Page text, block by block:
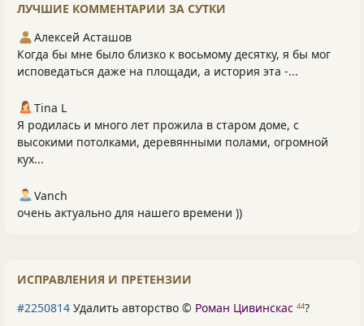
ЛУЧШИЕ КОММЕНТАРИИ ЗА СУТКИ
Алексей Асташов
Когда бы мне было близко к восьмому десятку, я бы мог
исповедаться даже на площади, а история эта -...
Tina L
Я родилась и много лет прожила в старом доме, с
высокими потолками, деревянными полами, огромной
кух...
Vanch
очень актуально для нашего времени ))
ИСПРАВЛЕНИЯ И ПРЕТЕНЗИИ
#2250814 Удалить авторство © Роман Цивинскас 44?